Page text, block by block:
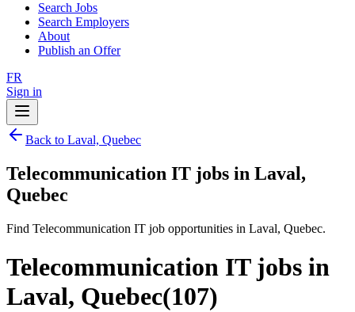
Search Jobs
Search Employers
About
Publish an Offer
FR
Sign in
Back to Laval, Quebec
Telecommunication IT jobs in Laval,
Quebec
Find Telecommunication IT job opportunities in Laval, Quebec.
Telecommunication IT jobs in
Laval, Quebec(107)